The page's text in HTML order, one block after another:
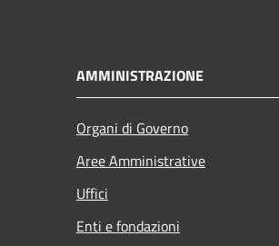
AMMINISTRAZIONE
Organi di Governo
Aree Amministrative
Uffici
Enti e fondazioni